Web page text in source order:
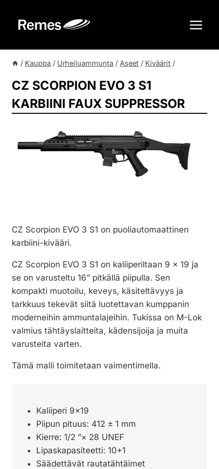
sisältöön
/ Kauppa / Urheiluammunta / Aseet / Kiväärit /
CZ SCORPION EVO 3 S1
KARBIINI FAUX SUPPRESSOR
CZ Scorpion EVO 3 S1 on puoliautomaattinen
karbiini-kivääri.
CZ Scorpion EVO 3 S1 on kaliiperiltaan 9 x 19 ja
se on varusteltu 16” pitkällä piipulla. Sen
kompakti muotoilu, keveys, käsiteltävyys ja
tarkkuus tekevät siitä luotettavan kumppanin
moderneihin ammuntalajeihin. Tukissa on M-Lok
valmius tähtäyslaitteita, kädensijoija ja muita
varusteita varten.
Tämä malli toimitetaan vaimentimella.
Kaliiperi 9×19
Piipun pituus: 412 ± 1 mm
Kierre: 1/2 ”× 28 UNEF
Lipaskapasiteetti: 10+1
Säädettävät rautatähtäimet